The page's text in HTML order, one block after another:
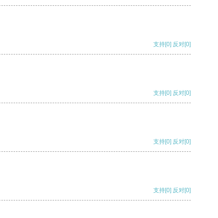
支持[0] 反对[0]
支持[0] 反对[0]
支持[0] 反对[0]
支持[0] 反对[0]